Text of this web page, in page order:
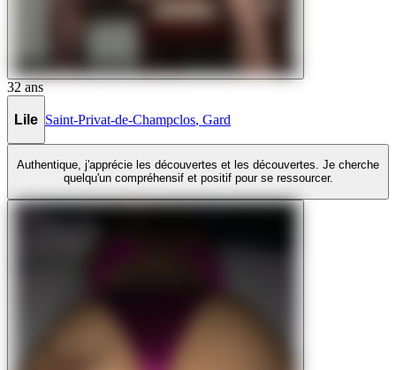
32 ans
Lile Saint-Privat-de-Champclos, Gard
Authentique, j'apprécie les découvertes et les découvertes. Je cherche
quelqu'un compréhensif et positif pour se ressourcer.